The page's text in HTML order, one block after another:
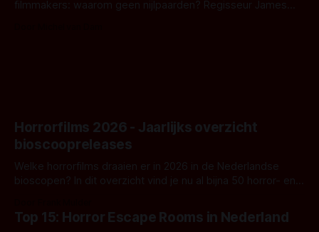
filmmakers: waarom geen nijlpaarden? Regisseur James
Horrorfilms 2026 - Jaarlijks overzicht
bioscoopreleases
Welke horrorfilms draaien er in 2026 in de Nederlandse
bioscopen? In dit overzicht vind je nu al bijna 50 horror- en
Top 15: Horror Escape Rooms in Nederland